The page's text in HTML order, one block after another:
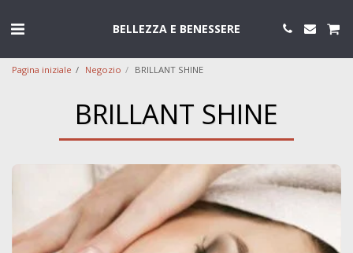
BELLEZZA E BENESSERE
Pagina iniziale Negozio BRILLANT SHINE
BRILLANT SHINE